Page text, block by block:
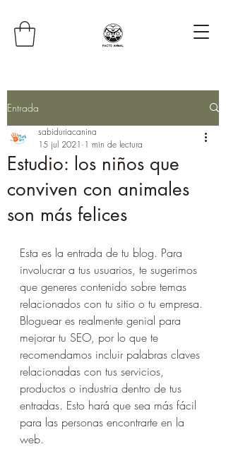
Entrada
Estudio: los niños que
conviven con animales
son más felices
sabiduriacanina
15 jul 2021 1 min de lectura
Esta es la entrada de tu blog. Para
involucrar a tus usuarios, te sugerimos
que generes contenido sobre temas
relacionados con tu sitio o tu empresa.
Bloguear es realmente genial para
mejorar tu SEO, por lo que te
recomendamos incluir palabras claves
relacionadas con tus servicios,
productos o industria dentro de tus
entradas. Esto hará que sea más fácil
para las personas encontrarte en la
web.